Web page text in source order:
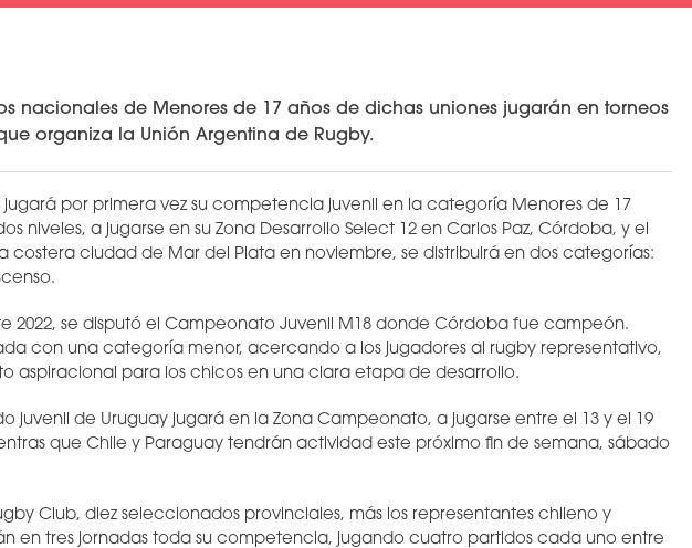
nacionales de Menores de 17 años de dichas uniones jugarán en torneos
organiza la Unión Argentina de Rugby.
jugará por primera vez su competencia juvenil en la categoría Menores de 17
niveles, a jugarse en su Zona Desarrollo Select 12 en Carlos Paz, Córdoba, y el
costera ciudad de Mar del Plata en noviembre, se distribuirá en dos categorías:
2022, se disputó el Campeonato Juvenil M18 donde Córdoba fue campeón.
con una categoría menor, acercando a los jugadores al rugby representativo,
aspiracional para los chicos en una clara etapa de desarrollo.
juvenil de Uruguay jugará en la Zona Campeonato, a jugarse entre el 13 y el 19
que Chile y Paraguay tendrán actividad este próximo fin de semana, sábado
Club, diez seleccionados provinciales, más los representantes chileno y
en tres jornadas toda su competencia, jugando cuatro partidos cada uno entre